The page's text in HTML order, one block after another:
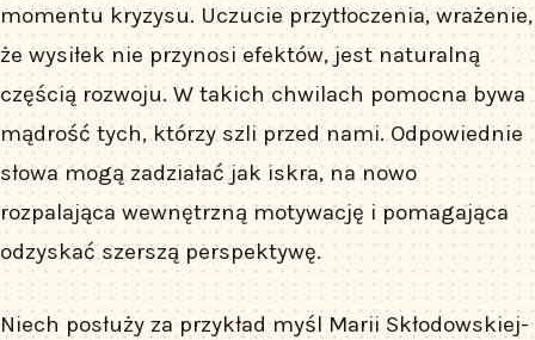
momentu kryzysu. Uczucie przytłoczenia, wrażenie,
że wysiłek nie przynosi efektów, jest naturalną
częścią rozwoju. W takich chwilach pomocna bywa
mądrość tych, którzy szli przed nami. Odpowiednie
słowa mogą zadziałać jak iskra, na nowo
rozpalająca wewnętrzną motywację i pomagająca
odzyskać szerszą perspektywę.
Niech posłuży za przykład myśl Marii Skłodowskiej-